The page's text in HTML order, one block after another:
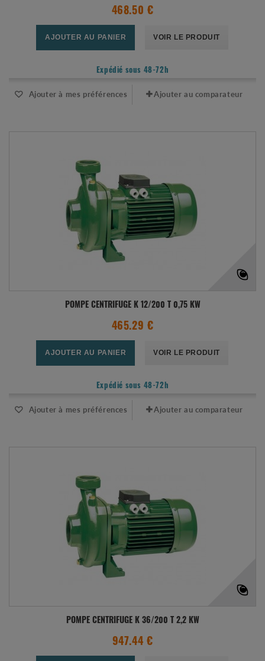
468.50 €
AJOUTER AU PANIER VOIR LE PRODUIT
Expédié sous 48-72h
Ajouter à mes préférences Ajouter au comparateur
POMPE CENTRIFUGE K 12/200 T 0,75 KW
465.29 €
AJOUTER AU PANIER VOIR LE PRODUIT
Expédié sous 48-72h
Ajouter à mes préférences Ajouter au comparateur
POMPE CENTRIFUGE K 36/200 T 2,2 KW
947.44 €